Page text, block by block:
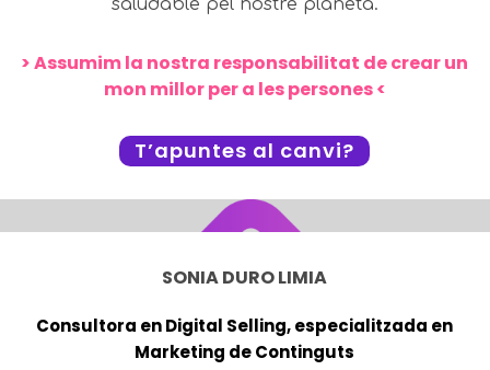
saludable pel nostre planeta.
> Assumim la nostra responsabilitat de crear un
mon millor per a les persones <
T’apuntes al canvi?
SONIA DURO LIMIA
Consultora en Digital Selling, especialitzada en
Marketing de Continguts